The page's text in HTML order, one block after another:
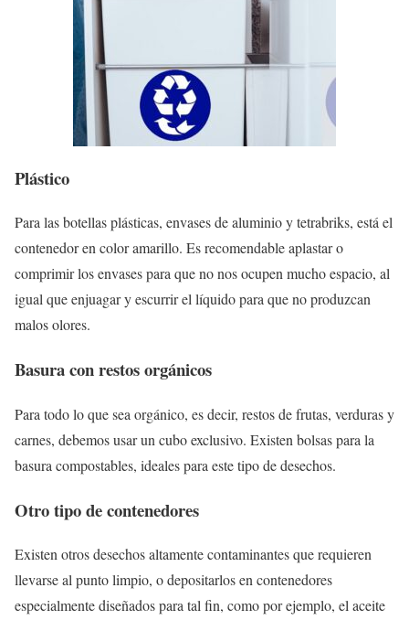
Plástico
Para las botellas plásticas, envases de aluminio y tetrabriks, está el
contenedor en color amarillo. Es recomendable aplastar o
comprimir los envases para que no nos ocupen mucho espacio, al
igual que enjuagar y escurrir el líquido para que no produzcan
malos olores.
Basura con restos orgánicos
Para todo lo que sea orgánico, es decir, restos de frutas, verduras y
carnes, debemos usar un cubo exclusivo. Existen bolsas para la
basura compostables, ideales para este tipo de desechos.
Otro tipo de contenedores
Existen otros desechos altamente contaminantes que requieren
llevarse al punto limpio, o depositarlos en contenedores
especialmente diseñados para tal fin, como por ejemplo, el aceite